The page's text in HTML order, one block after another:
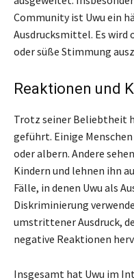
Community ist Uwu ein
Ausdrucksmittel. Es
oder süße Stimmung
Reaktionen und
Trotz seiner Beliebtheit
geführt. Einige
oder albern. Andere
Kindern und lehnen ihn
Fälle, in denen Uwu als
Diskriminierung
umstrittener Ausdruck,
negative Reaktionen
Insgesamt hat Uwu im